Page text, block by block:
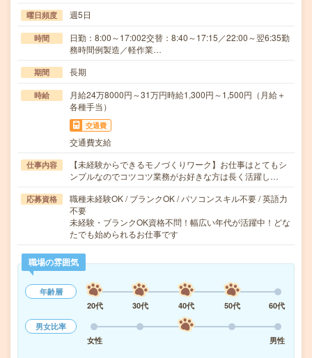
曜日頻度 週5日
時間
日勤：8:00～17:002交替：8:40～17:15／22:00～翌6:35勤
務時間例製造／軽作業…
期間 長期
時給
月給24万8000円～31万円時給1,300円～1,500円（月給＋
各種手当）
交通費
交通費支給
仕事内容
【未経験からできるモノづくりワーク】お仕事はとてもシ
ンプルなのでコツコツ業務がお好きな方は長く活躍し…
応募資格
職種未経験OK / ブランクOK / パソコンスキル不要 / 英語力
不要
未経験・ブランクOK資格不問！幅広い年代が活躍中！どな
たでも始められるお仕事です
職場の雰囲気
年齢層
20代
30代 40代 50代
60代
男女比率
女性
男性